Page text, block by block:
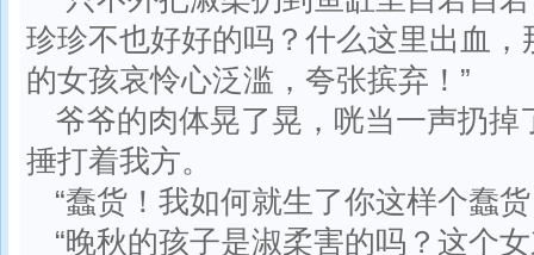
珍珍不也好好的吗？什么这里出血
的女孩哀怜心泛滥，夸张摈弃！”
爷爷的肉体晃了晃，咣当一声扔
捶打着我方。
“蠢货！我如何就生了你这样个蠢货
“晚秋的孩子是淑柔害的吗？这个